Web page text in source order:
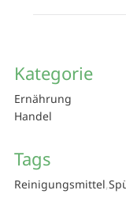
Kategorie
Ernährung
Handel
Tags
Reinigungsmittel